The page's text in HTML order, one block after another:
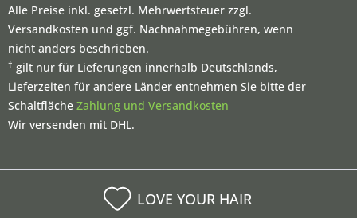
Alle Preise inkl. gesetzl. Mehrwertsteuer zzgl.
Versandkosten und ggf. Nachnahmegebühren, wenn
nicht anders beschrieben.
† gilt nur für Lieferungen innerhalb Deutschlands,
Lieferzeiten für andere Länder entnehmen Sie bitte der
Schaltfläche Zahlung und Versandkosten
Wir versenden mit DHL.
LOVE YOUR HAIR